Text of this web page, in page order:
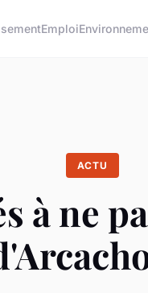
Emploi
ACTU
à ne